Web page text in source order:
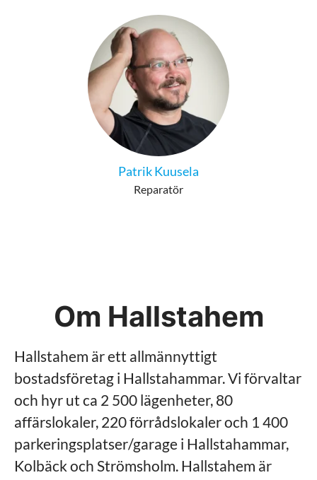
Patrik Kuusela
Reparatör
Om Hallstahem
Hallstahem är ett allmännyttigt
bostadsföretag i Hallstahammar. Vi förvaltar
och hyr ut ca 2 500 lägenheter, 80
affärslokaler, 220 förrådslokaler och 1 400
parkeringsplatser/garage i Hallstahammar,
Kolbäck och Strömsholm. Hallstahem är